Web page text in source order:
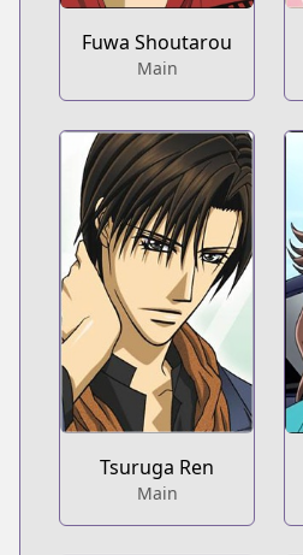
Fuwa Shoutarou
Main
Tsuruga Ren
Main